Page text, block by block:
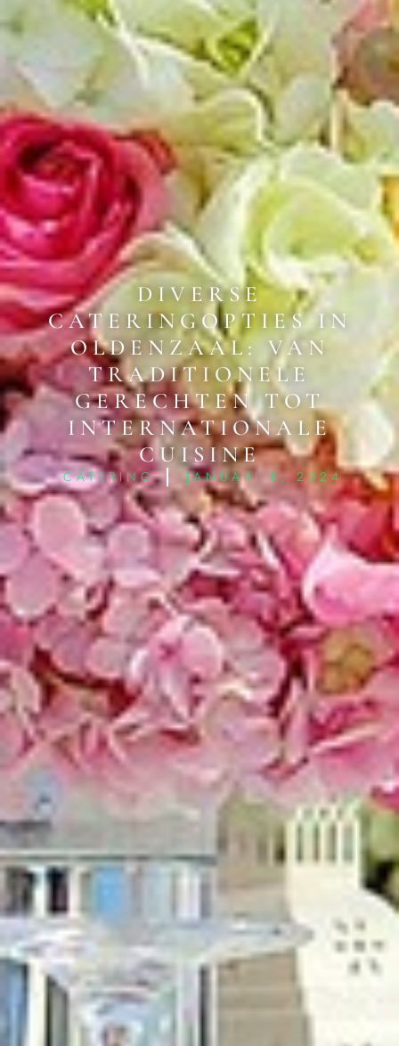
DIVERSE
CATERINGOPTIES IN
OLDENZAAL: VAN
TRADITIONELE
GERECHTEN TOT
INTERNATIONALE
CUISINE
CATERING JANUARI 8, 2024